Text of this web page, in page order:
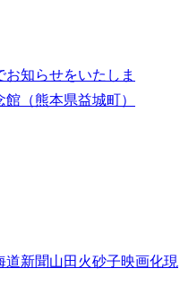
知らせをいたしま
（熊本県益城町）
道新聞山田火砂子映画化現